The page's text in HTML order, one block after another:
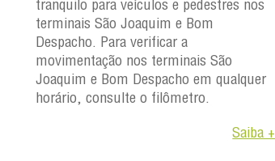
tranquilo para veículos e pedestres nos
terminais São Joaquim e Bom
Despacho. Para verificar a
movimentação nos terminais São
Joaquim e Bom Despacho em qualquer
horário, consulte o filômetro.
Saiba +